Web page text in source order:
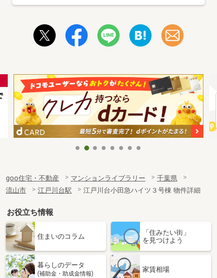
goo住宅・不動産 マンションライブラリー
千葉県
流山市
江戸川台駅 江戸川台小田急ハイツ３号棟 物件詳細
お役立ち情報
住まいのコラム
「住みたい街」
を見つけよう
暮らしのデータ
(補助金・助成金情報)
家賃相場